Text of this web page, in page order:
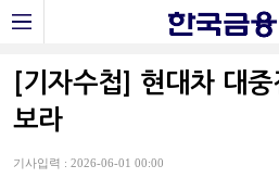
[기자수첩] 현대차 대
보라
기사입력 : 2026-06-01 00:00